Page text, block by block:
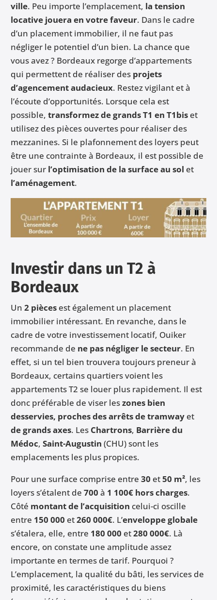
ville. Peu importe l’emplacement, la tension
locative jouera en votre faveur. Dans le cadre
d’un placement immobilier, il ne faut pas
négliger le potentiel d’un bien. La chance que
vous avez ? Bordeaux regorge d’appartements
qui permettent de réaliser des projets
d’agencement audacieux. Restez vigilant et à
l’écoute d’opportunités. Lorsque cela est
possible,transformez de grands T1 en T1bis et
utilisez des pièces ouvertes pour réaliser des
mezzanines. Si le plafonnement des loyers peut
être une contrainte à Bordeaux, il est possible de
jouer sur l’optimisation de la surface au sol et
l’aménagement.
Investir dans un T2 à
Bordeaux
Un 2 pièces est également un placement
immobilier intéressant. En revanche, dans le
cadre de votre investissement locatif, Ouiker
recommande de ne pas négliger le secteur. En
effet, si un tel bien trouvera toujours preneur à
Bordeaux, certains quartiers voient les
appartements T2 se louer plus rapidement. Il est
donc préférable de viser leszones bien
desservies, proches des arrêts de tramway et
de grands axes. Les Chartrons, Barrière du
Médoc, Saint-Augustin(CHU) sont les
emplacements les plus propices.
Pour une surface comprise entre30 et50 m², les
loyers s’étalent de700à 1 100€ hors charges.
Côté montant de l’acquisition celui-ci oscille
entre 150 000 et260 000€. L’enveloppe globale
s’étalera, elle, entre 180 000 et280 000€. Là
encore, on constate une amplitude assez
importante en termes de tarif. Pourquoi ?
L’emplacement, la qualité du bâti, les services de
proximité, les caractéristiques du biens